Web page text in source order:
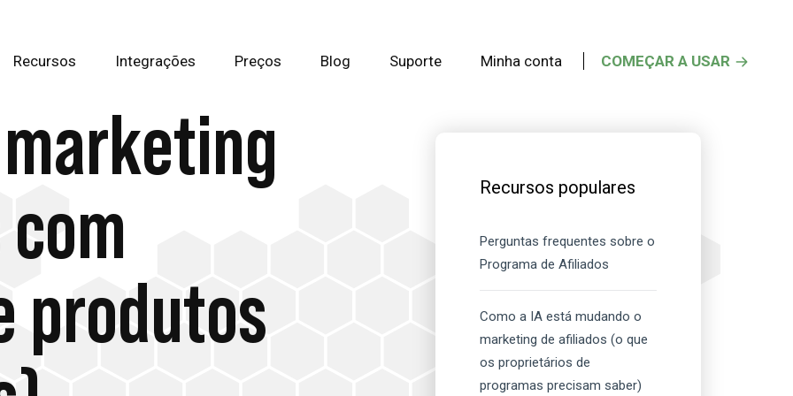
Recursos Integrações Preços Blog Suporte Minha conta COMEÇAR A USAR
produtos
principal
Recursos populares
Perguntas frequentes sobre o
Programa de Afiliados
Como a IA está mudando o
marketing de afiliados (o que
os proprietários de
programas precisam saber)